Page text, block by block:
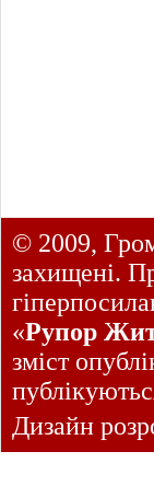
© 2009,
захищені.
«Рупор
зміст
Дизайн